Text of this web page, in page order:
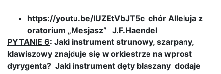
https://youtu.be/IUZEtVbJT5c chór Alleluja z
oratorium „Mesjasz” J.F.Haendel
PYTANIE 6: Jaki instrument strunowy, szarpany,
klawiszowy znajduje się w orkiestrze na wprost
dyrygenta? Jaki instrument dęty blaszany dodaje